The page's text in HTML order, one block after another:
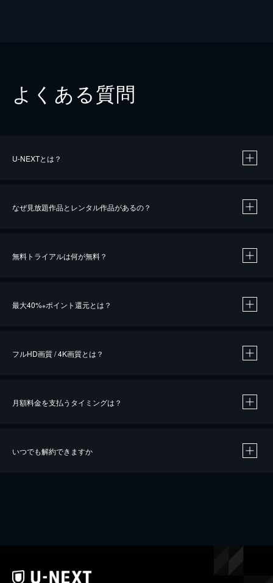
よくある質問
U-NEXTとは？
なぜ見放題作品とレンタル作品があるの？
無料トライアルは何が無料？
最大40%※ポイント還元とは？
※40％ポイント還元の対象は、クレジットカード決済による作品の購入 / レンタルです。
フルHD画質 / 4K画質とは？
月額料金を支払うタイミングは？
いつでも解約できますか